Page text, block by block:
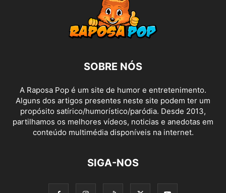
SOBRE NÓS
A Raposa Pop é um site de humor e entretenimento.
Alguns dos artigos presentes neste site podem ter um
propósito satírico/humorístico/paródia. Desde 2013,
partilhamos os melhores vídeos, noticias e anedotas em
conteúdo multimédia disponíveis na internet.
SIGA-NOS